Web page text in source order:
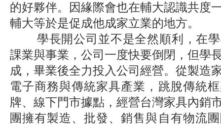
的好夥伴。因緣際會也在輔大認識共度
輔大等於是促成他成家立業的地方。
學長開公司並不是全然順利，在學
課業與事業，公司一度快要倒閉，但學
成，畢業後全力投入公司經營。從製造
電子商務與傳統家具產業，跳脫傳統
牌、線下門市據點，經營台灣家具內銷
團擁有製造、批發、銷售與自有物流